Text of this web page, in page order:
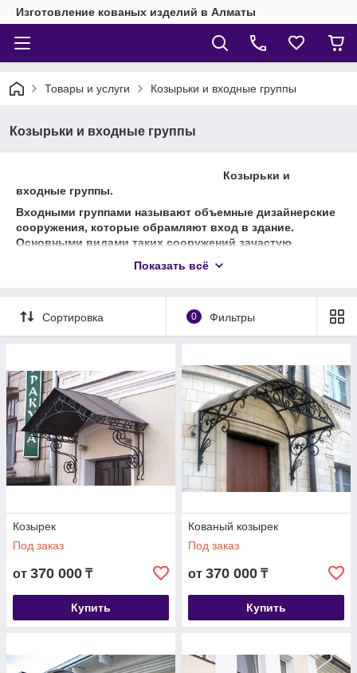
Изготовление кованых изделий в Алматы
Товары и услуги Козырьки и входные группы
Козырьки и входные группы
Козырьки и
входные группы.
Входными группами называют объемные дизайнерские
сооружения, которые обрамляют вход в здание.
Основными видами таких сооружений зачастую
Входные группы используются для гармоничного
зону от непогоды и освещают ее в темное время суток.
Эксклюзивная входная группа выполняет не только
защитную функцию, но и служит визиткой фасада
здания. Будь то большой офисный или торговый центр,
маленький магазин или отделение банка, входная
группа должна выглядеть презентабельно, надежно и
солидно.
Показать всё
Сортировка 0 Фильтры
Козырек
Под заказ
от 370 000 ₸
Купить
Кованый козырек
Под заказ
от 370 000 ₸
Купить